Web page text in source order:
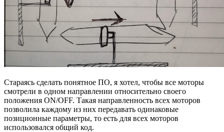
Стараясь сделать понятное ПО, я хотел, чтобы все моторы
смотрели в одном направлении относительно своего
положения ON/OFF. Такая направленность всех моторов
позволила каждому из них передавать одинаковые
позиционные параметры, то есть для всех моторов
использовался общий код.